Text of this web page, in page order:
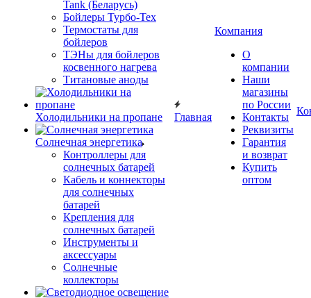
Tank (Беларусь)
Бойлеры Турбо-Тех
Термостаты для
бойлеров
ТЭНы для бойлеров
косвенного нагрева
Титановые аноды
Холодильники на пропане
Солнечная энергетика
Контроллеры для
солнечных батарей
Кабель и коннекторы
для солнечных
батарей
Крепления для
солнечных батарей
Инструменты и
аксессуары
Солнечные
коллекторы
Главная
Компания
О
компании
Наши
магазины
по России
Контакты
Реквизиты
Гарантия
и возврат
Купить
оптом